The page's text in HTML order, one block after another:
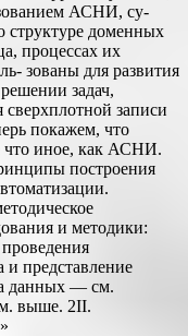
АСНИ, су-
структуре доменных
процессах их
зованы для развития
задач,
сверхплотной записи
покажем, что
что иное, как АСНИ.
построения
и методики:
представление
данных — см.
выше. 2II.